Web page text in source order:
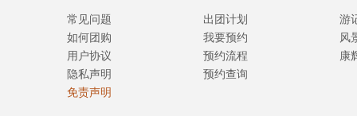
常见问题
如何团购
用户协议
隐私声明
免责声明
出团计划
我要预约
预约流程
预约查询
游
风
康